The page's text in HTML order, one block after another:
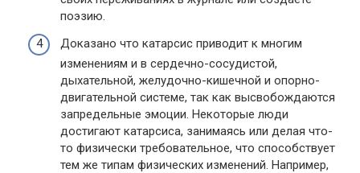
поэзию.
Доказано что катарсис приводит к многим
изменениям и в сердечно-сосудистой,
дыхательной, желудочно-кишечной и опорно-
двигательной системе, так как высвобождаются
запредельные эмоции. Некоторые люди
достигают катарсиса, занимаясь или делая что-
то физически требовательное, что способствует
тем же типам физических изменений. Например,